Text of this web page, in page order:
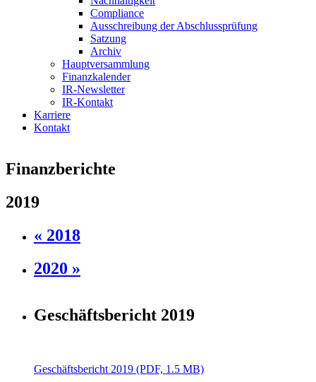
Compliance
Ausschreibung der Abschlussprüfung
Satzung
Archiv
Hauptversammlung
Finanzkalender
IR-Newsletter
IR-Kontakt
Karriere
Kontakt
Finanzberichte
2019
« 2018
2020 »
Geschäftsbericht 2019
Geschäftsbericht 2019 (PDF, 1.5 MB)